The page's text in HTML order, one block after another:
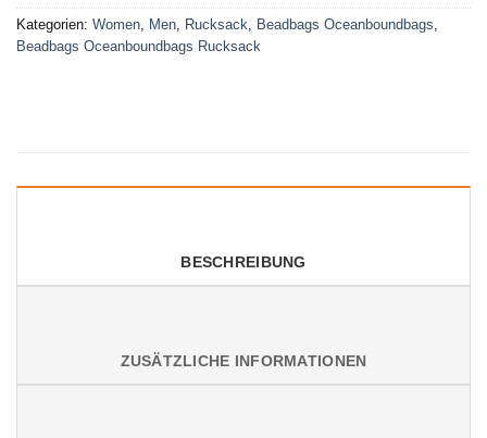
Kategorien: Women Men Rucksack Beadbags Oceanboundbags
Beadbags Oceanboundbags Rucksack
BESCHREIBUNG
ZUSÄTZLICHE INFORMATIONEN